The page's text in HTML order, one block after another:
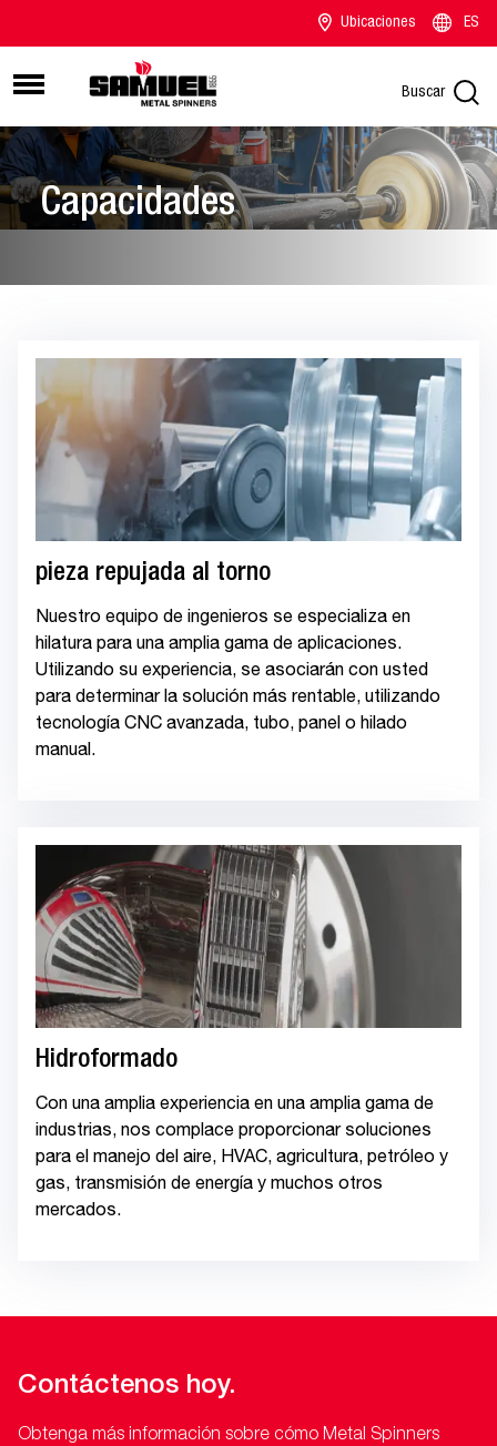
Ubicaciones ES
Buscar
Capacidades
pieza repujada al torno
Nuestro equipo de ingenieros se especializa en
hilatura para una amplia gama de aplicaciones.
Utilizando su experiencia, se asociarán con usted
para determinar la solución más rentable, utilizando
tecnología CNC avanzada, tubo, panel o hilado
manual.
Hidroformado
Con una amplia experiencia en una amplia gama de
industrias, nos complace proporcionar soluciones
para el manejo del aire, HVAC, agricultura, petróleo y
gas, transmisión de energía y muchos otros
mercados.
Contáctenos hoy.
Obtenga más información sobre cómo Metal Spinners